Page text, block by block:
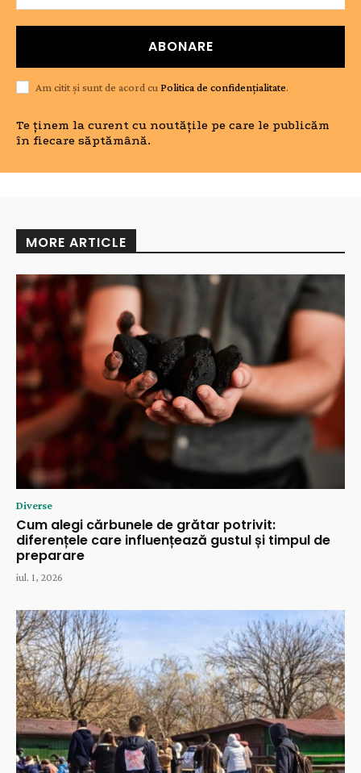
ABONARE
Am citit și sunt de acord cu Politica de confidențialitate.
Te ținem la curent cu noutățile pe care le publicăm
în fiecare săptămână.
MORE ARTICLE
Diverse
Cum alegi cărbunele de grătar potrivit:
diferențele care influențează gustul și timpul de
preparare
iul. 1, 2026